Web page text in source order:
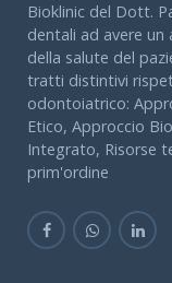
Bioklinic del Dott.
dentali ad avere
della salute del
tratti distintivi
odontoiatrico:
Etico, Approccio
Integrato, Risorse
prim'ordine